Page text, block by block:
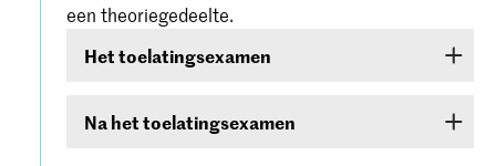
een theoriegedeelte.
Het toelatingsexamen
Na het toelatingsexamen